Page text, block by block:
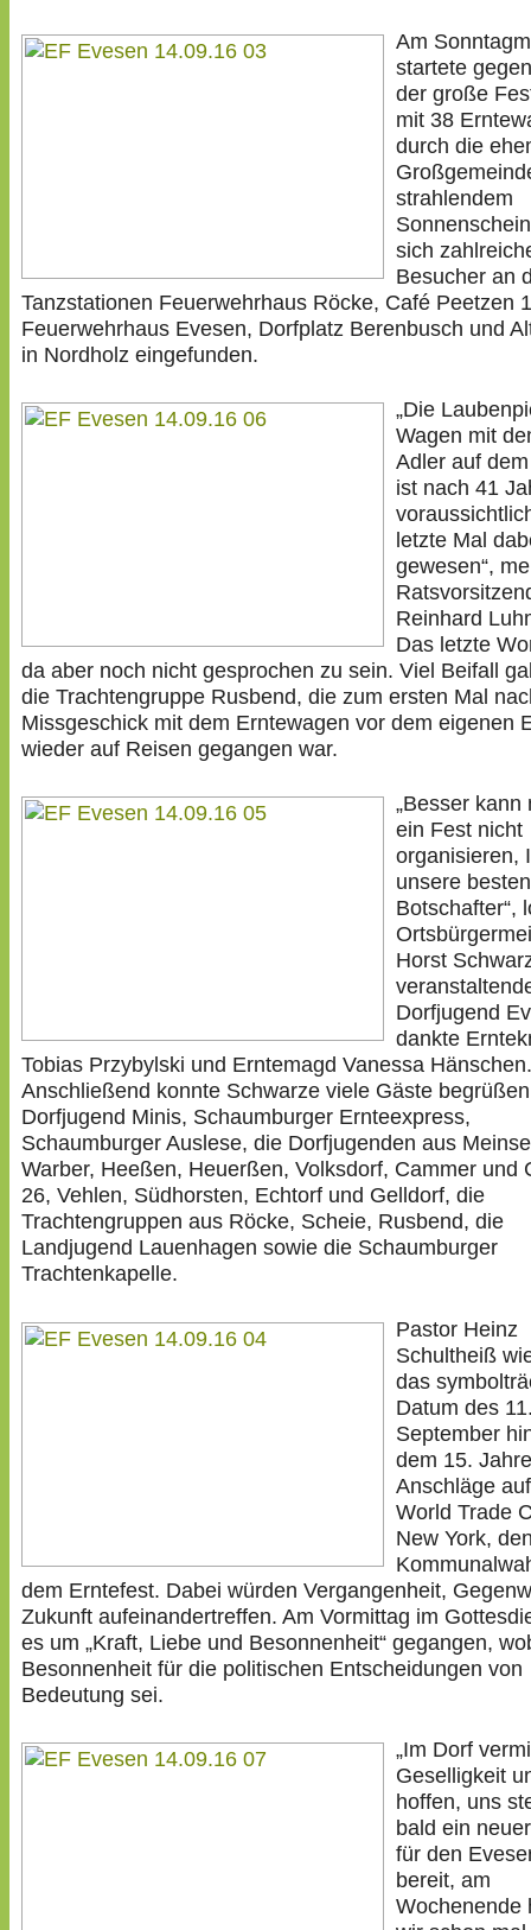
Am
startete
der große
mit 38
durch die
strahlendem
sich
Besucher an
Tanzstationen Feuerwehrhaus Röcke, Café Peetzen
Feuerwehrhaus Evesen, Dorfplatz Berenbusch und
in Nordholz eingefunden.
„Die
Wagen mit
Adler auf
ist nach 41
letzte Mal
gewesen“,
Reinhard
Das letzte
da aber noch nicht gesprochen zu sein. Viel Beifall
die Trachtengruppe Rusbend, die zum ersten Mal
Missgeschick mit dem Erntewagen vor dem eigenen
wieder auf Reisen gegangen war.
„Besser kann
ein Fest nicht
organisieren,
unsere besten
Botschafter“,
Horst
Dorfjugend
dankte
Tobias Przybylski und Erntemagd Vanessa Hänschen.
Anschließend konnte Schwarze viele Gäste
Dorfjugend Minis, Schaumburger Ernteexpress,
Schaumburger Auslese, die Dorfjugenden aus
Warber, Heeßen, Heuerßen, Volksdorf, Cammer und
26, Vehlen, Südhorsten, Echtorf und Gelldorf, die
Trachtengruppen aus Röcke, Scheie, Rusbend, die
Landjugend Lauenhagen sowie die Schaumburger
Trachtenkapelle.
Pastor Heinz
Schultheiß
das
Datum des
September
dem 15.
Anschläge
World Trade
New York,
dem Erntefest. Dabei würden Vergangenheit,
Zukunft aufeinandertreffen. Am Vormittag im
es um „Kraft, Liebe und Besonnenheit“ gegangen,
Besonnenheit für die politischen Entscheidungen von
Bedeutung sei.
„Im Dorf
Geselligkeit
hoffen, uns
bald ein
für den
bereit, am
Wochenende